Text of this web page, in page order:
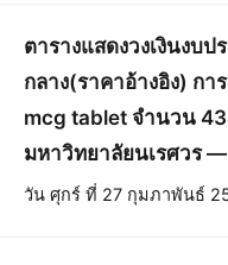
ตารางแสดงวงเงินงบ
กลาง(ราคาอ้างอิง) ก
mcg tablet จำนวน
มหาวิทยาลัยนเรศวร
วัน ศุกร์ ที่ 27 กุมภาพันธ์